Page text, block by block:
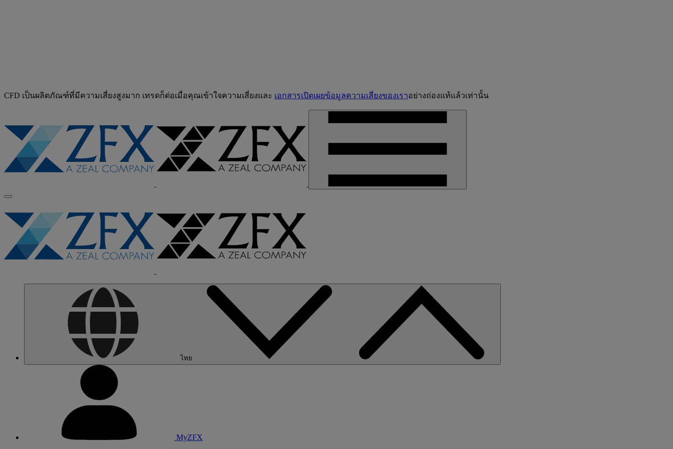
CFD เป็นผลิตภัณฑ์ที่มีความเสี่ยงสูงมาก เทรดก็ต่อเมื่อคุณเข้าใจความเสี่ยงและ เอกสารเปิดเผยข้อมูลความเสี่ยงของเราอย่างถ่องแท้แล้วเท่านั้น
ไทย
MyZFX